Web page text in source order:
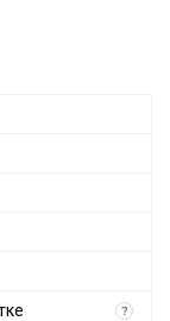
?